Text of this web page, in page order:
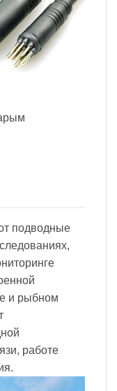
подводные
и рыбном
работе